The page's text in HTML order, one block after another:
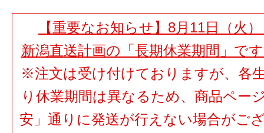
【重要なお知らせ】8月11日（火
新潟直送計画の「長期休業期間」で
※注文は受け付けておりますが、各
り休業期間は異なるため、商品ペー
安」通りに発送が行えない場合がご